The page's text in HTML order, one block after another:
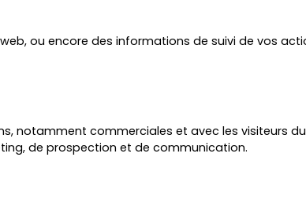
ou encore des informations de suivi de vos
notamment commerciales et avec les visiteurs
de prospection et de communication.